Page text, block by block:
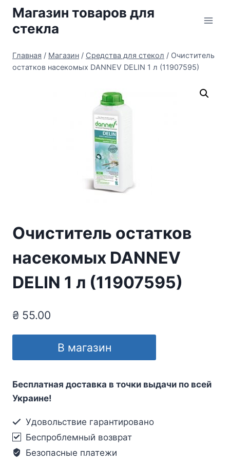
Перейти
содержимому
Магазин товаров для
стекла
Главная / Магазин / Средства для стекол / Очиститель
остатков насекомых DANNEV DELIN 1 л (11907595)
Очиститель остатков
насекомых DANNEV
DELIN 1 л (11907595)
₴ 55.00
В магазин
Бесплатная доставка в точки выдачи по всей
Украине!
Удовольствие гарантировано
Беспроблемный возврат
Безопасные платежи